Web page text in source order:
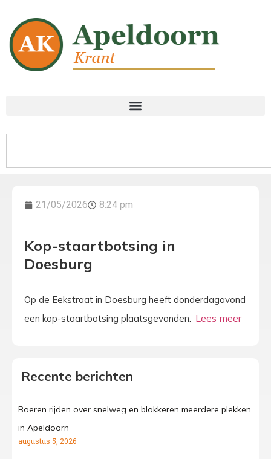
21/05/2026 8:24 pm
Kop-staartbotsing in
Doesburg
Op de Eekstraat in Doesburg heeft donderdagavond
een kop-staartbotsing plaatsgevonden.
Recente berichten
Boeren rijden over snelweg en blokkeren meerdere plekken
in Apeldoorn
augustus 5, 2026